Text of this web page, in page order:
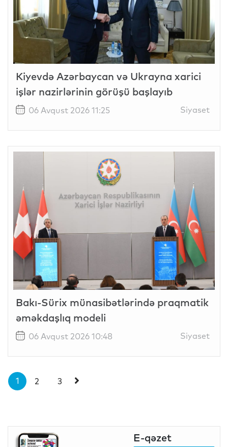
Kiyevdə Azərbaycan və Ukrayna xarici
işlər nazirlərinin görüşü başlayıb
06 Avqust 2026 11:25 Siyaset
Bakı-Sürix münasibətlərində praqmatik
əməkdaşlıq modeli
06 Avqust 2026 10:48 Siyaset
1 2 3
E-qəzet